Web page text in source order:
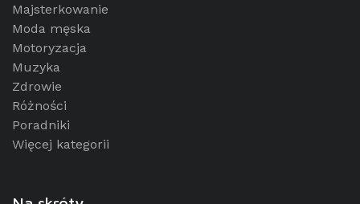
Majsterkowanie
Moda męska
Motoryzacja
Muzyka
Zdrowie
Różności
Poradniki
Więcej kategorii